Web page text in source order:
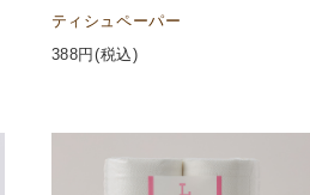
ティシュペーパー
388円(税込)